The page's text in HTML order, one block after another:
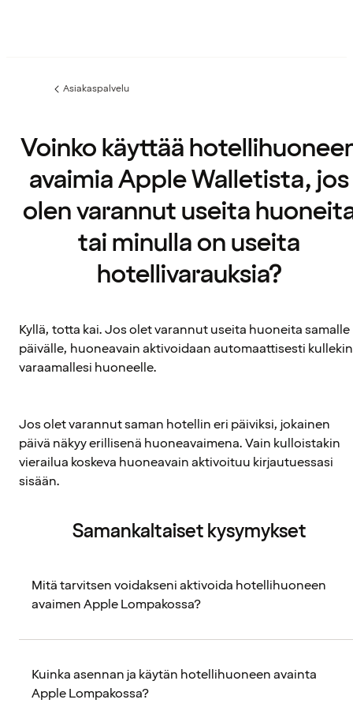
Edellinen
Asiakaspalvelu
Voinko käyttää
avaimia Apple Walletista, jos
olen varannut useita
tai minulla on useita
hotellivarauksia?
Kyllä, totta kai. Jos olet varannut useita huoneita samalle
päivälle, huoneavain aktivoidaan automaattisesti kullekin
varaamallesi huoneelle.
Jos olet varannut saman hotellin eri päiviksi, jokainen
päivä näkyy erillisenä huoneavaimena. Vain kulloistakin
vierailua koskeva huoneavain aktivoituu kirjautuessasi
sisään.
Samankaltaiset kysymykset
Mitä tarvitsen voidakseni aktivoida hotellihuoneen
avaimen Apple Lompakossa?
Kuinka asennan ja käytän hotellihuoneen avainta
Apple Lompakossa?